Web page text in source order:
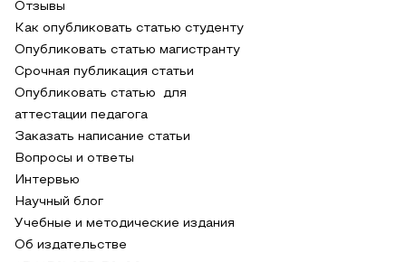
Отзывы
Как опубликовать статью студенту
Опубликовать статью магистранту
Срочная публикация статьи
Опубликовать статью для
аттестации педагога
Заказать написание статьи
Вопросы и ответы
Интервью
Научный блог
Учебные и методические издания
Об издательстве